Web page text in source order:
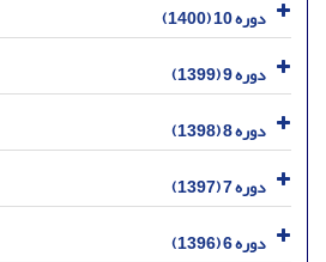
دوره 10 (1400)
دوره 9 (1399)
دوره 8 (1398)
دوره 7 (1397)
دوره 6 (1396)